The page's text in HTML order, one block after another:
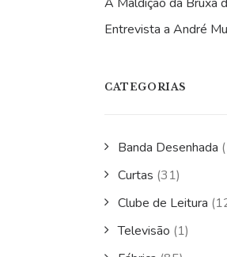
Entrevista a André
CATEGORIAS
Banda Desenhada
Curtas (31)
Clube de Leitura
Televisão (1)